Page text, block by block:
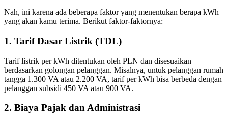
Nah, ini karena ada beberapa faktor yang menentukan berapa kWh
yang akan kamu terima. Berikut faktor-faktornya:
1. Tarif Dasar Listrik (TDL)
Tarif listrik per kWh ditentukan oleh PLN dan disesuaikan
berdasarkan golongan pelanggan. Misalnya, untuk pelanggan rumah
tangga 1.300 VA atau 2.200 VA, tarif per kWh bisa berbeda dengan
pelanggan subsidi 450 VA atau 900 VA.
2. Biaya Pajak dan Administrasi